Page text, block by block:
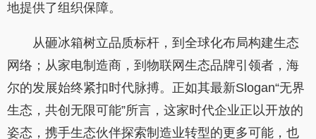
地提供了组织保障。
从砸冰箱树立品质标杆，到全球化布局构建生态
网络；从家电制造商，到物联网生态品牌引领者，海
尔的发展始终紧扣时代脉搏。正如其最新Slogan“无界
生态，共创无限可能”所言，这家时代企业正以开放的
姿态，携手生态伙伴探索制造业转型的更多可能，也